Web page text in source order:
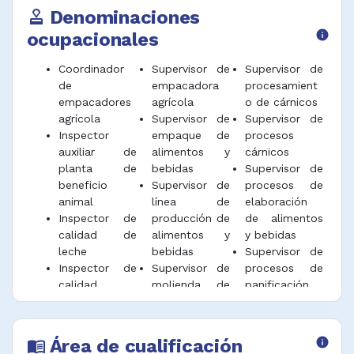
approval Denominaciones
ocupacionales
info
Coordinador
de
empacadores
agrícola
Inspector
auxiliar de
planta de
beneficio
animal
Inspector de
calidad de
leche
Inspector de
calidad
productos
pecuario
Inspector de
planta de
Supervisor de
empacadora
agrícola
Supervisor de
empaque de
alimentos y
bebidas
Supervisor de
línea de
producción de
alimentos y
bebidas
Supervisor de
molienda de
granos y de
especias
operarios de
Supervisor de
procesamient
o de cárnicos
Supervisor de
procesos
cárnicos
Supervisor de
procesos de
elaboración
de alimentos
y bebidas
Supervisor de
procesos de
panificación
Supervisor de
productos
menu_book Área de cualificación info